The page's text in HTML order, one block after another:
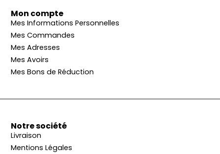
Notre société
Livraison
Mentions Légales
Mon compte
Mes Informations Personnelles
Mes Commandes
Mes Adresses
Mes Avoirs
Mes Bons de Réduction